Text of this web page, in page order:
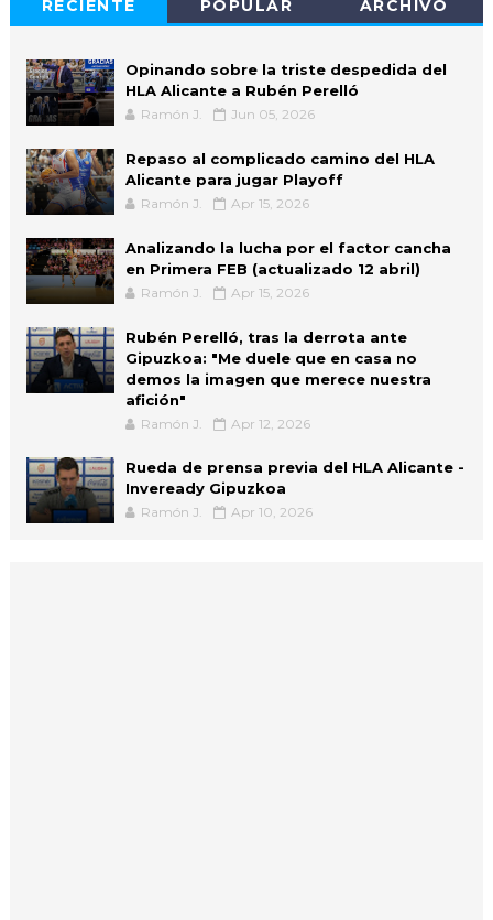
RECIENTE POPULAR ARCHIVO
Opinando sobre la triste despedida del
HLA Alicante a Rubén Perelló
Ramón J. Jun 05, 2026
Repaso al complicado camino del HLA
Alicante para jugar Playoff
Ramón J. Apr 15, 2026
Analizando la lucha por el factor cancha
en Primera FEB (actualizado 12 abril)
Ramón J. Apr 15, 2026
Rubén Perelló, tras la derrota ante
Gipuzkoa: "Me duele que en casa no
demos la imagen que merece nuestra
afición"
Ramón J. Apr 12, 2026
Rueda de prensa previa del HLA Alicante -
Inveready Gipuzkoa
Ramón J. Apr 10, 2026